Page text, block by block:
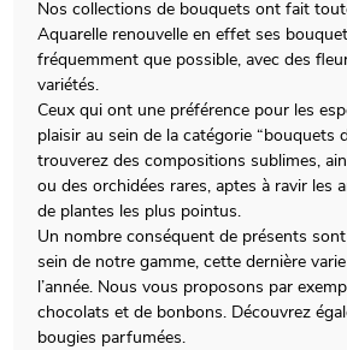
Nos collections de bouquets ont fait
Aquarelle renouvelle en effet ses
fréquemment que possible, avec des
variétés.
Ceux qui ont une préférence pour les
plaisir au sein de la catégorie “bouquets
trouverez des compositions sublimes,
ou des orchidées rares, aptes à ravir les
de plantes les plus pointus.
Un nombre conséquent de présents
sein de notre gamme, cette dernière
l’année. Nous vous proposons par
chocolats et de bonbons. Découvrez
bougies parfumées.